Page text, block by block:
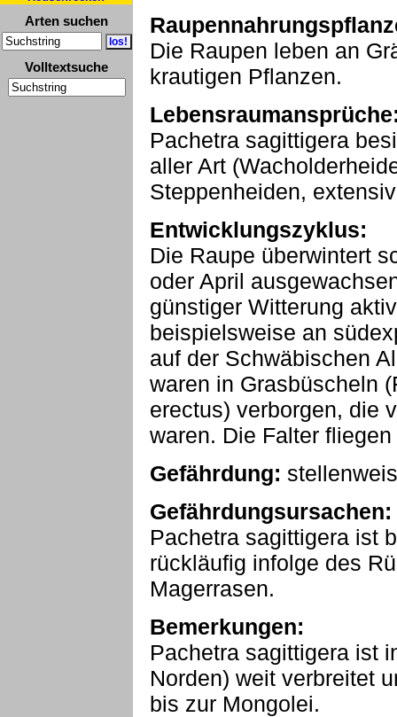
Arten suchen
Volltextsuche
Die Raupen leben an
krautigen Pflanzen.
Pachetra sagittigera
aller Art
Steppenheiden,
Entwicklungszyklus:
Die Raupe überwintert
oder April
günstiger Witterung
beispielsweise an
auf der Schwäbischen
waren in Grasbüscheln
erectus) verborgen, die
waren. Die Falter
Gefährdung:
Gefährdungsursachen:
Pachetra sagittigera ist
rückläufig infolge des
Magerrasen.
Bemerkungen:
Pachetra sagittigera ist
Norden) weit verbreitet
bis zur Mongolei.